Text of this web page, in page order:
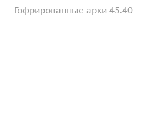
Гофрированные арки 45.40